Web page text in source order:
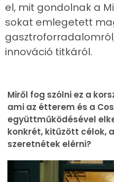
el, mit gondolnak a
sokat emlegetett
innováció titkáról.
Miről fog szólni ez a
ami az étterem és a
együttműködésével
konkrét, kitűzött célok,
szeretnétek elérni?